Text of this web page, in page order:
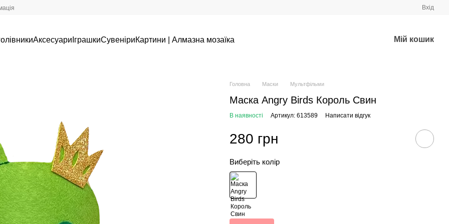
Вхід
Аксесуари ІграшкиСувеніриКартини | Алмазна мозаїка Мій кошик
Головна Маски Мультфільми
Маска Angry Birds Король Свин
В наявності Артикул: 613589 Написати відгук
280 грн
Виберіть колір